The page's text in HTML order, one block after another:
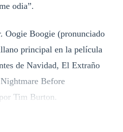
odia”.
Oogie Boogie (pronunciado
principal en la película
de Navidad, El Extraño
Before
Tim Burton.